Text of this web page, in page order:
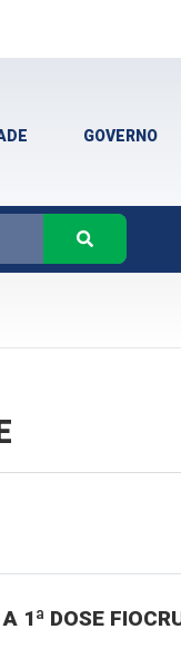
GOVERNO
1ª DOSE